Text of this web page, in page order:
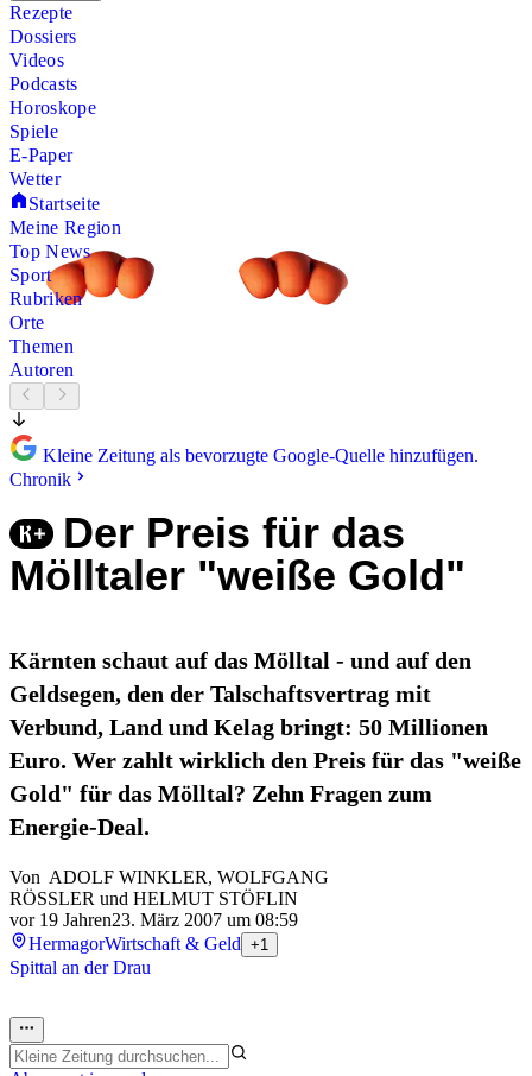
Rezepte
Dossiers
Videos
Podcasts
Horoskope
Spiele
E-Paper
Wetter
Startseite
Meine Region
Top News
Sport
Rubriken
Orte
Themen
Autoren
Kleine Zeitung als bevorzugte Google-Quelle hinzufügen.
Chronik
Der Preis für das
Mölltaler "weiße Gold"
Kärnten schaut auf das Mölltal - und auf den
Geldsegen, den der Talschaftsvertrag mit
Verbund, Land und Kelag bringt: 50 Millionen
Euro. Wer zahlt wirklich den Preis für das "weiße
Gold" für das Mölltal? Zehn Fragen zum
Energie-Deal.
Von ADOLF WINKLER, WOLFGANG
RÖSSLER und HELMUT STÖFLIN
vor 19 Jahren23. März 2007 um 08:59
HermagorWirtschaft & Geld +1
Spittal an der Drau